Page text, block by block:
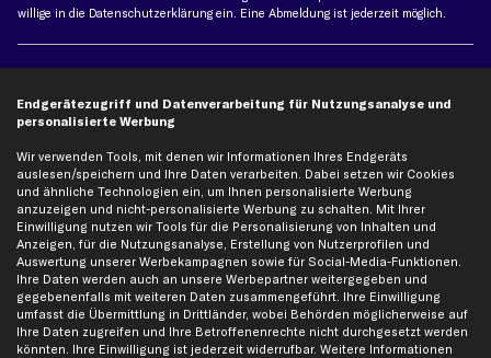
willige in die Datenschutzerklärung ein. Eine Abmeldung ist jederzeit möglich.
Vorkasse
Versand
Endgerätezugriff und Datenverarbeitung für Nutzungsanalyse und
personalisierte Werbung
Wir verwenden Tools, mit denen wir Informationen Ihres Endgeräts
auslesen/speichern und Ihre Daten verarbeiten. Dabei setzen wir Cookies
und ähnliche Technologien ein, um Ihnen personalisierte Werbung
anzuzeigen und nicht-personalisierte Werbung zu schalten. Mit Ihrer
Einwilligung nutzen wir Tools für die Personalisierung von Inhalten und
Anzeigen, für die Nutzungsanalyse, Erstellung von Nutzerprofilen und
Auswertung unserer Werbekampagnen sowie für Social-Media-Funktionen.
Ihre Daten werden auch an unsere Werbepartner weitergegeben und
gegebenenfalls mit weiteren Daten zusammengeführt. Ihre Einwilligung
umfasst die Übermittlung in Drittländer, wobei Behörden möglicherweise auf
Ihre Daten zugreifen und Ihre Betroffenenrechte nicht durchgesetzt werden
könnten. Ihre Einwilligung ist jederzeit widerrufbar. Weitere Informationen